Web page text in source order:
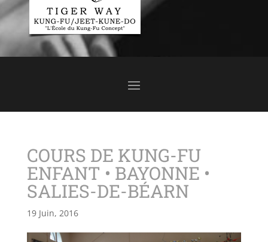
COURS DE KUNG-FU
ENFANT • BAYONNE •
SALIES-DE-BÉARN
19 Juin, 2016